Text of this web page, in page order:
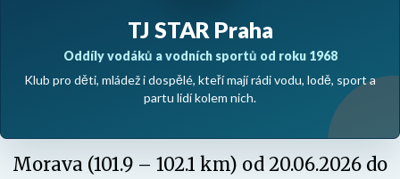
TJ STAR Praha
Oddíly vodáků a vodních sportů od roku 1968
Klub pro děti, mládež i dospělé, kteří mají rádi vodu, lodě, sport a
partu lidí kolem nich.
Morava (101.9 – 102.1 km) od 20.06.2026 do